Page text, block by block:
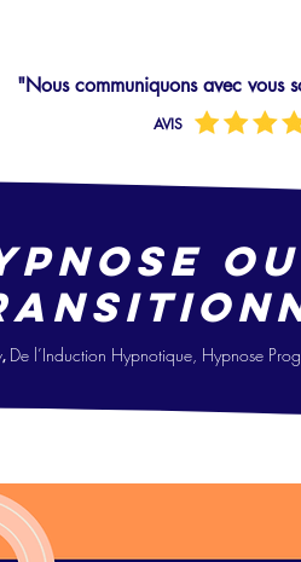
"Nous communiquons avec vous
AVIS
, De l’Induction Hypnotique, Hypnose